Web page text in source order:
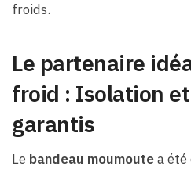
froids.
Le partenaire
froid : Isolation
garantis
Le bandeau moumoutea